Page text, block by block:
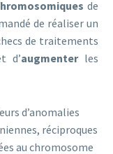
de
de réaliser un
de traitements
d’augmenterles
d’anomalies
réciproques
au chromosome